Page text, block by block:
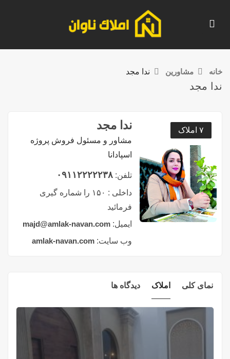
خانه مشاورین ندا مجد
ندا مجد
۷ املاک ندا مجد
مشاور و مسئول فروش پروژه
اسپادانا
تلفن: ۰۹۱۱۲۲۲۲۲۳۸
داخلی :
۱۵۰ را شماره گیری
فرمائید
ایمیل: majd@amlak-navan.com
وب سایت: amlak-navan.com
نمای کلی املاک دیدگاه ها